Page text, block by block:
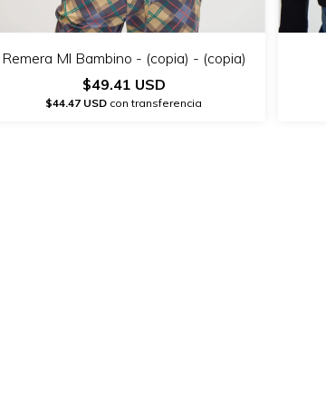
Remera Ml Bambino - (copia) - (copia)
$49.41 USD
$44.47 USD con transferencia